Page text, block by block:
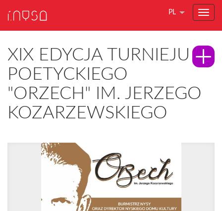
PL
XIX EDYCJA TURNIEJU
POETYCKIEGO
"ORZECH" IM. JERZEGO
KOZARZEWSKIEGO